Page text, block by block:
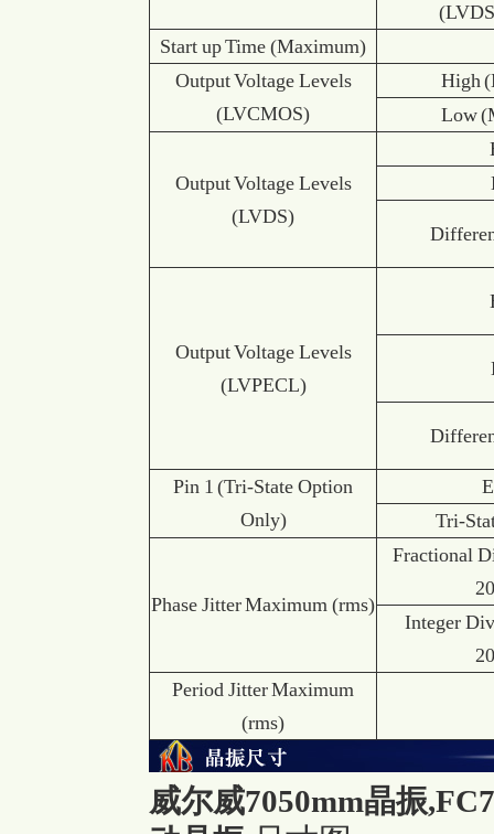
Start up Time (Maximum)
Output Voltage Levels
(LVCMOS)
High
Low
Output Voltage Levels
(LVDS)
Output Voltage Levels
(LVPECL)
Pin 1 (Tri-State Option
Only)
Tri-
Phase Jitter Maximum (rms)
Fractional
Integer
Period Jitter Maximum
(rms)
威尔威7050mm晶振